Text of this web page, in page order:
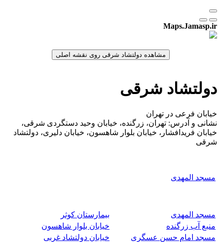
Maps.Jamasp.ir
دولتشاد شرقی
خیابان فرعی در تهران
نشانی و آدرس: تهران، زرگنده، خیابان وحید دستگردی شرقی،
خیابان فریدافشار، خیابان بلوار شاهسون، خیابان دلیری، دولتشاد
شرقی
مسجد المهدی
مسجد المهدی
بیمارستان کوثر
منبع آب زرگنده
خیابان بلوار شاهسون
مسجد امام حسن عسگری
خیابان دولتشاد غربی